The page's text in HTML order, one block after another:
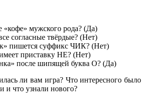
«кофе» мужского рода? (Да)
согласные твёрдые? (Нет)
пишется суффикс ЧИК? (Нет)
приставку НЕ? (Нет)
после шипящей буква О? (Да)
ли вам игра? Что интересного было
и что узнали нового?